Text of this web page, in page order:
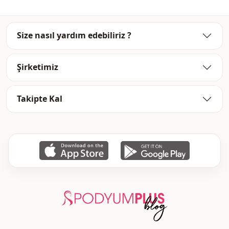
Size nasıl yardım edebiliriz ?
Şirketimiz
Takipte Kal